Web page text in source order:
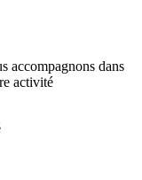
accompagnons dans
activité